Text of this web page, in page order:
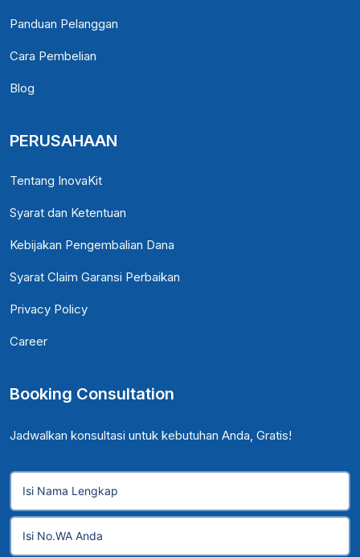
Panduan Pelanggan
Cara Pembelian
Blog
PERUSAHAAN
Tentang InovaKit
Syarat dan Ketentuan
Kebijakan Pengembalian Dana
Syarat Claim Garansi Perbaikan
Privacy Policy
Career
Booking Consultation
Jadwalkan konsultasi untuk kebutuhan Anda, Gratis!